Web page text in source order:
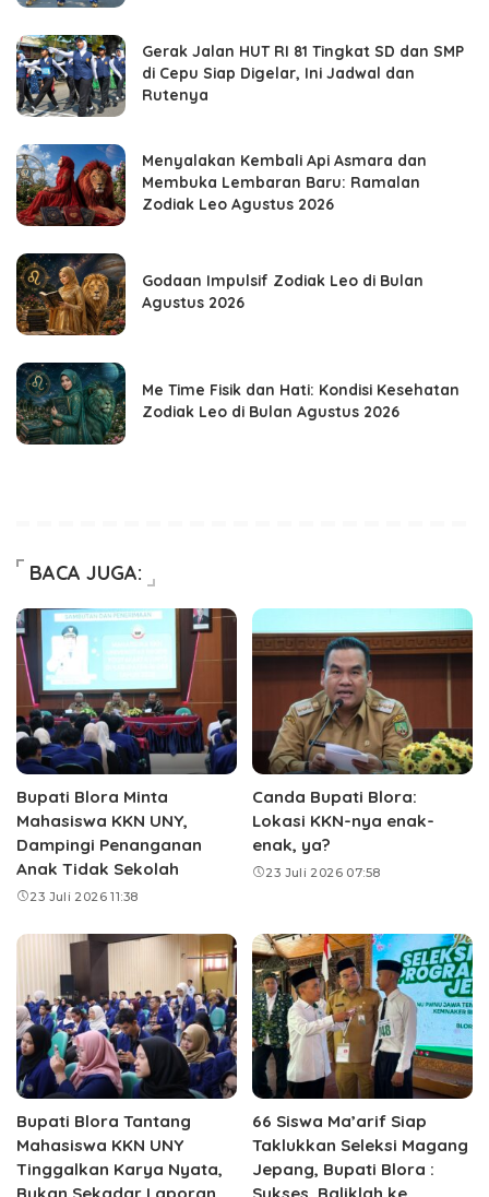
Gerak Jalan HUT RI 81 Tingkat SD dan SMP
di Cepu Siap Digelar, Ini Jadwal dan
Rutenya
Menyalakan Kembali Api Asmara dan
Membuka Lembaran Baru: Ramalan
Zodiak Leo Agustus 2026
Godaan Impulsif Zodiak Leo di Bulan
Agustus 2026
Me Time Fisik dan Hati: Kondisi Kesehatan
Zodiak Leo di Bulan Agustus 2026
BACA JUGA:
Bupati Blora Minta
Mahasiswa KKN UNY,
Dampingi Penanganan
Anak Tidak Sekolah
23 Juli 2026 11:38
Canda Bupati Blora:
Lokasi KKN-nya enak-
enak, ya?
23 Juli 2026 07:58
Bupati Blora Tantang
Mahasiswa KKN UNY
Tinggalkan Karya Nyata,
66 Siswa Ma’arif Siap
Taklukkan Seleksi Magang
Jepang, Bupati Blora :